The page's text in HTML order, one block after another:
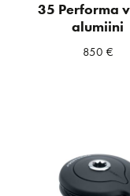
35 Performa
alumiini
850 €